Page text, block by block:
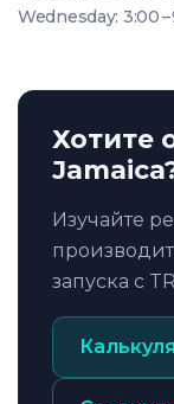
Wednesday: 3:00 –
Хотите
Изучайте
запуска с